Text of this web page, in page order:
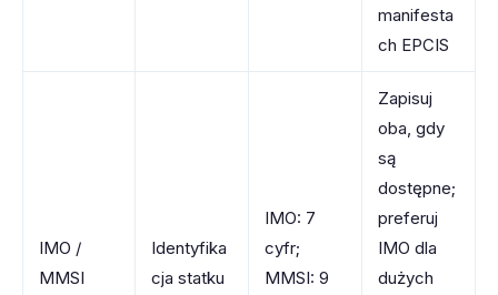
manifesta
ch EPCIS
IMO /
MMSI
Identyfika
cja statku
IMO: 7
cyfr;
MMSI: 9
Zapisuj
oba, gdy
są
dostępne;
preferuj
IMO dla
dużych